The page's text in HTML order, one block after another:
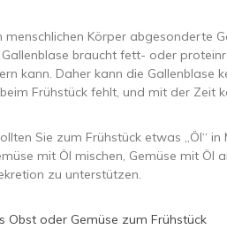
menschlichen Körper abgesonderte
braucht fett- oder
kann. Daher kann die Gallenblase
Frühstück fehlt, und mit der Zeit
Sie zum Frühstück etwas „Öl“
mit Öl mischen, Gemüse mit Öl
zu unterstützen.
Obst oder Gemüse zum Frühstück